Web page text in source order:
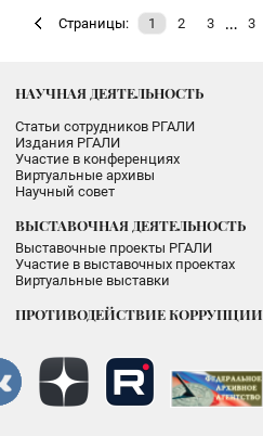
Страницы: 1 2 3 … 3
НАУЧНАЯ ДЕЯТЕЛЬНОСТЬ
Статьи сотрудников РГАЛИ
Издания РГАЛИ
Участие в конференциях
Виртуальные архивы
Научный совет
ВЫСТАВОЧНАЯ ДЕЯТЕЛЬНОСТЬ
Выставочные проекты РГАЛИ
Участие в выставочных проектах
Виртуальные выставки
ПРОТИВОДЕЙСТВИЕ КОРРУПЦИИ